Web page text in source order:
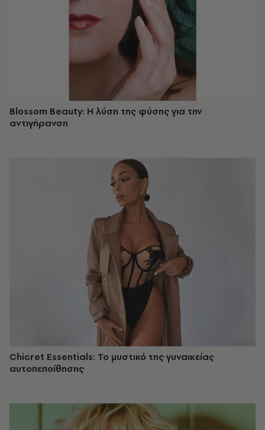
Blossom Beauty: Η λύση της φύσης για την
αντιγήρανση
Chicret Essentials: Το μυστικό της γυναικείας
αυτοπεποίθησης